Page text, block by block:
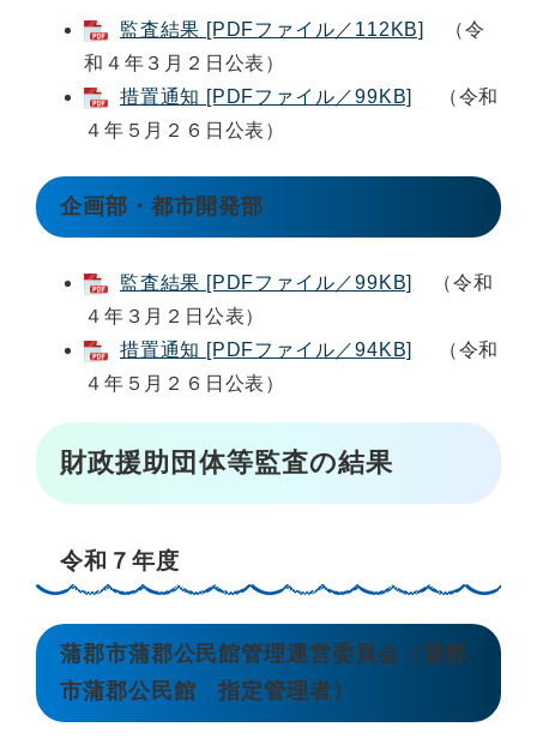
監査結果 [PDFファイル／112KB]
（令
和４年３月２日公表）
措置通知 [PDFファイル／99KB]
（令和
４年５月２６日公表）
企画部・都市開発部
監査結果 [PDFファイル／99KB]
（令和
４年３月２日公表）
措置通知 [PDFファイル／94KB]
（令和
４年５月２６日公表）
財政援助団体等監査の結果
令和７年度
蒲郡市蒲郡公民館管理運営委員会（蒲郡
市蒲郡公民館 指定管理者）